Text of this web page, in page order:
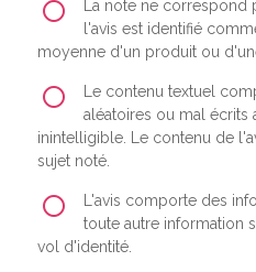
La note ne correspond
l'avis est identifié
moyenne d'un produit ou
Le contenu textuel
aléatoires ou mal écrits
inintelligible. Le contenu de
sujet noté.
L'avis comporte des
toute autre information
vol d'identité.